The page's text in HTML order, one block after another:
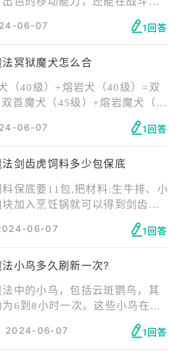
取方式相对公平，因此对于想
的玩家来说，库露娜是一个非
选择。
06-07 1回答
冥狱魔犬怎么合
（40级）+熔岩犬（40级）=双
首魔犬（45级）+熔岩魔犬（45
。 3、双首狱犬（50级）+冥厄
首狱犬。 4、三首狱犬（55级）
级）=冥狱魔犬。
06-07 1回答
剑齿虎饲料多少包保底
保底要11包,把材料:生牛排、小
加入烹饪锅就可以得到剑齿虎
与魔法剑齿虎分布在分布于火山
眩晕的剑齿虎喂食-剑齿虎饲料,
捕捉了。
06-07 1回答
小鸟多久刷新一次?
中的小鸟，包括云斑鹦鸟，其
6到8小时一次。这些小鸟在地
点，包括但不限于拉鲁火山上
林上边银矿点左侧的小树林、
里香平原明眸山等地点。每个
2024-06-07 1回答